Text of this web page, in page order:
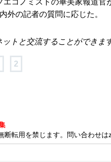
コノミストの畢美家報道官
外の記者の質問に応じた。
トと交流することができます
2
断転用を禁じます。問い合わせ